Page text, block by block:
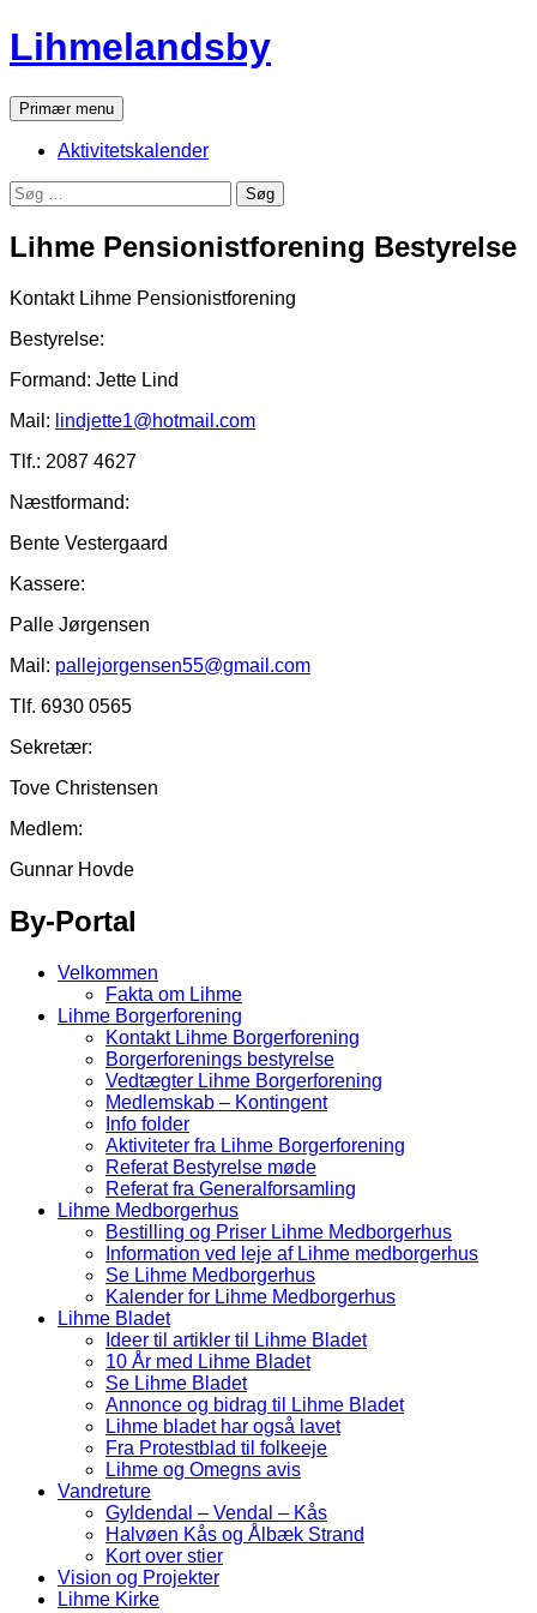
Hop
til
Lihmelandsby
Søg
Primær menu
Aktivitetskalender
Søg
efter:
Lihme Pensionistforening Bestyrelse
Kontakt Lihme Pensionistforening
Bestyrelse:
Formand: Jette Lind
Mail: lindjette1@hotmail.com
Tlf.: 2087 4627
Næstformand:
Bente Vestergaard
Kassere:
Palle Jørgensen
Mail: pallejorgensen55@gmail.com
Tlf. 6930 0565
Sekretær:
Tove Christensen
Medlem:
Gunnar Hovde
By-Portal
Velkommen
Fakta om Lihme
Lihme Borgerforening
Kontakt Lihme Borgerforening
Borgerforenings bestyrelse
Vedtægter Lihme Borgerforening
Medlemskab – Kontingent
Info folder
Aktiviteter fra Lihme Borgerforening
Referat Bestyrelse møde
Referat fra Generalforsamling
Lihme Medborgerhus
Bestilling og Priser Lihme Medborgerhus
Information ved leje af Lihme medborgerhus
Se Lihme Medborgerhus
Kalender for Lihme Medborgerhus
Lihme Bladet
Ideer til artikler til Lihme Bladet
10 År med Lihme Bladet
Se Lihme Bladet
Annonce og bidrag til Lihme Bladet
Lihme bladet har også lavet
Fra Protestblad til folkeeje
Lihme og Omegns avis
Vandreture
Gyldendal – Vendal – Kås
Halvøen Kås og Ålbæk Strand
Kort over stier
Vision og Projekter
Lihme Kirke